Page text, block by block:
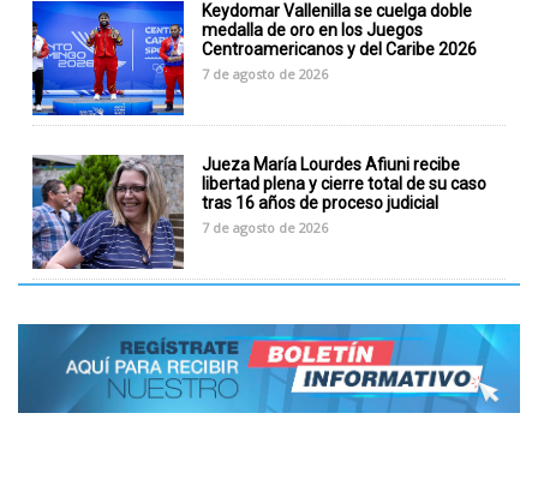
Keydomar Vallenilla se cuelga doble
medalla de oro en los Juegos
Centroamericanos y del Caribe 2026
7 de agosto de 2026
Jueza María Lourdes Afiuni recibe
libertad plena y cierre total de su caso
tras 16 años de proceso judicial
7 de agosto de 2026